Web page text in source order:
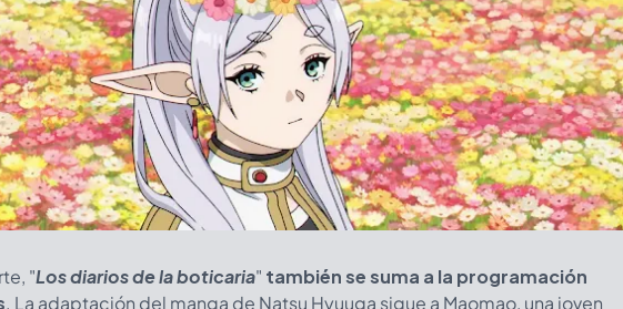
"Los diarios de la boticaria" también se suma a la programación
. La adaptación del manga de Natsu Hyuuga sigue a Maomao, una joven